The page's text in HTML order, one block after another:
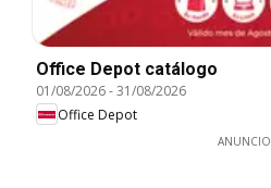
Office Depot catálogo
01/08/2026-31/08/2026
Office Depot
ANUNCIO